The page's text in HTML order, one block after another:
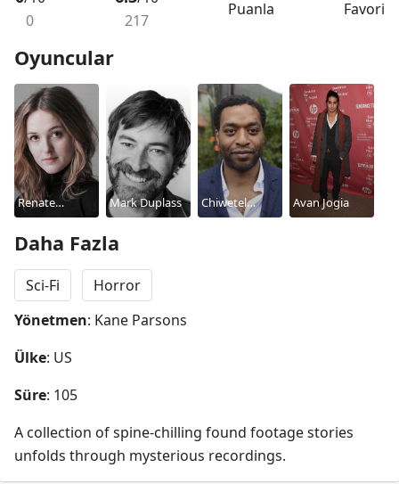
0
217
Puanla Favori
Oyuncular
Renate
Mark Duplass
Chiwetel
Avan Jogia
Daha Fazla
Sci-Fi
Horror
Yönetmen: Kane Parsons
Ülke: US
Süre: 105
A collection of spine-chilling found footage stories
unfolds through mysterious recordings.